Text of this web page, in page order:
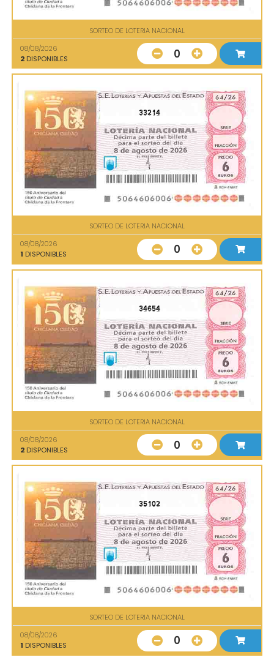
SORTEO DE LOTERIA NACIONAL
08/08/2026
2 DISPONIBLES 0
33214
SORTEO DE LOTERIA NACIONAL
08/08/2026
1 DISPONIBLES 0
34654
SORTEO DE LOTERIA NACIONAL
08/08/2026
2 DISPONIBLES 0
35102
SORTEO DE LOTERIA NACIONAL
08/08/2026
1 DISPONIBLES 0